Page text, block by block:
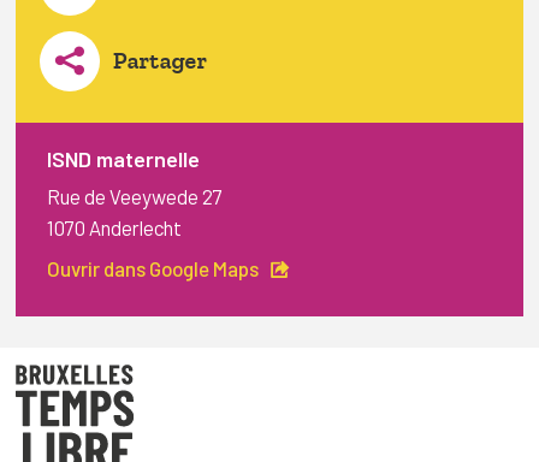
Partager
ISND maternelle
Rue de Veeywede 27
1070 Anderlecht
Ouvrir dans Google Maps